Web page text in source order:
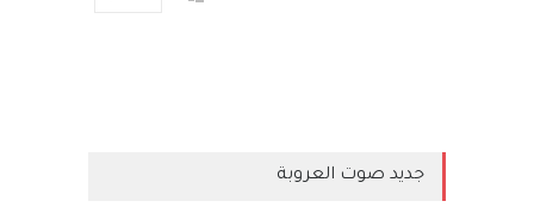
جديد صوت العروبة